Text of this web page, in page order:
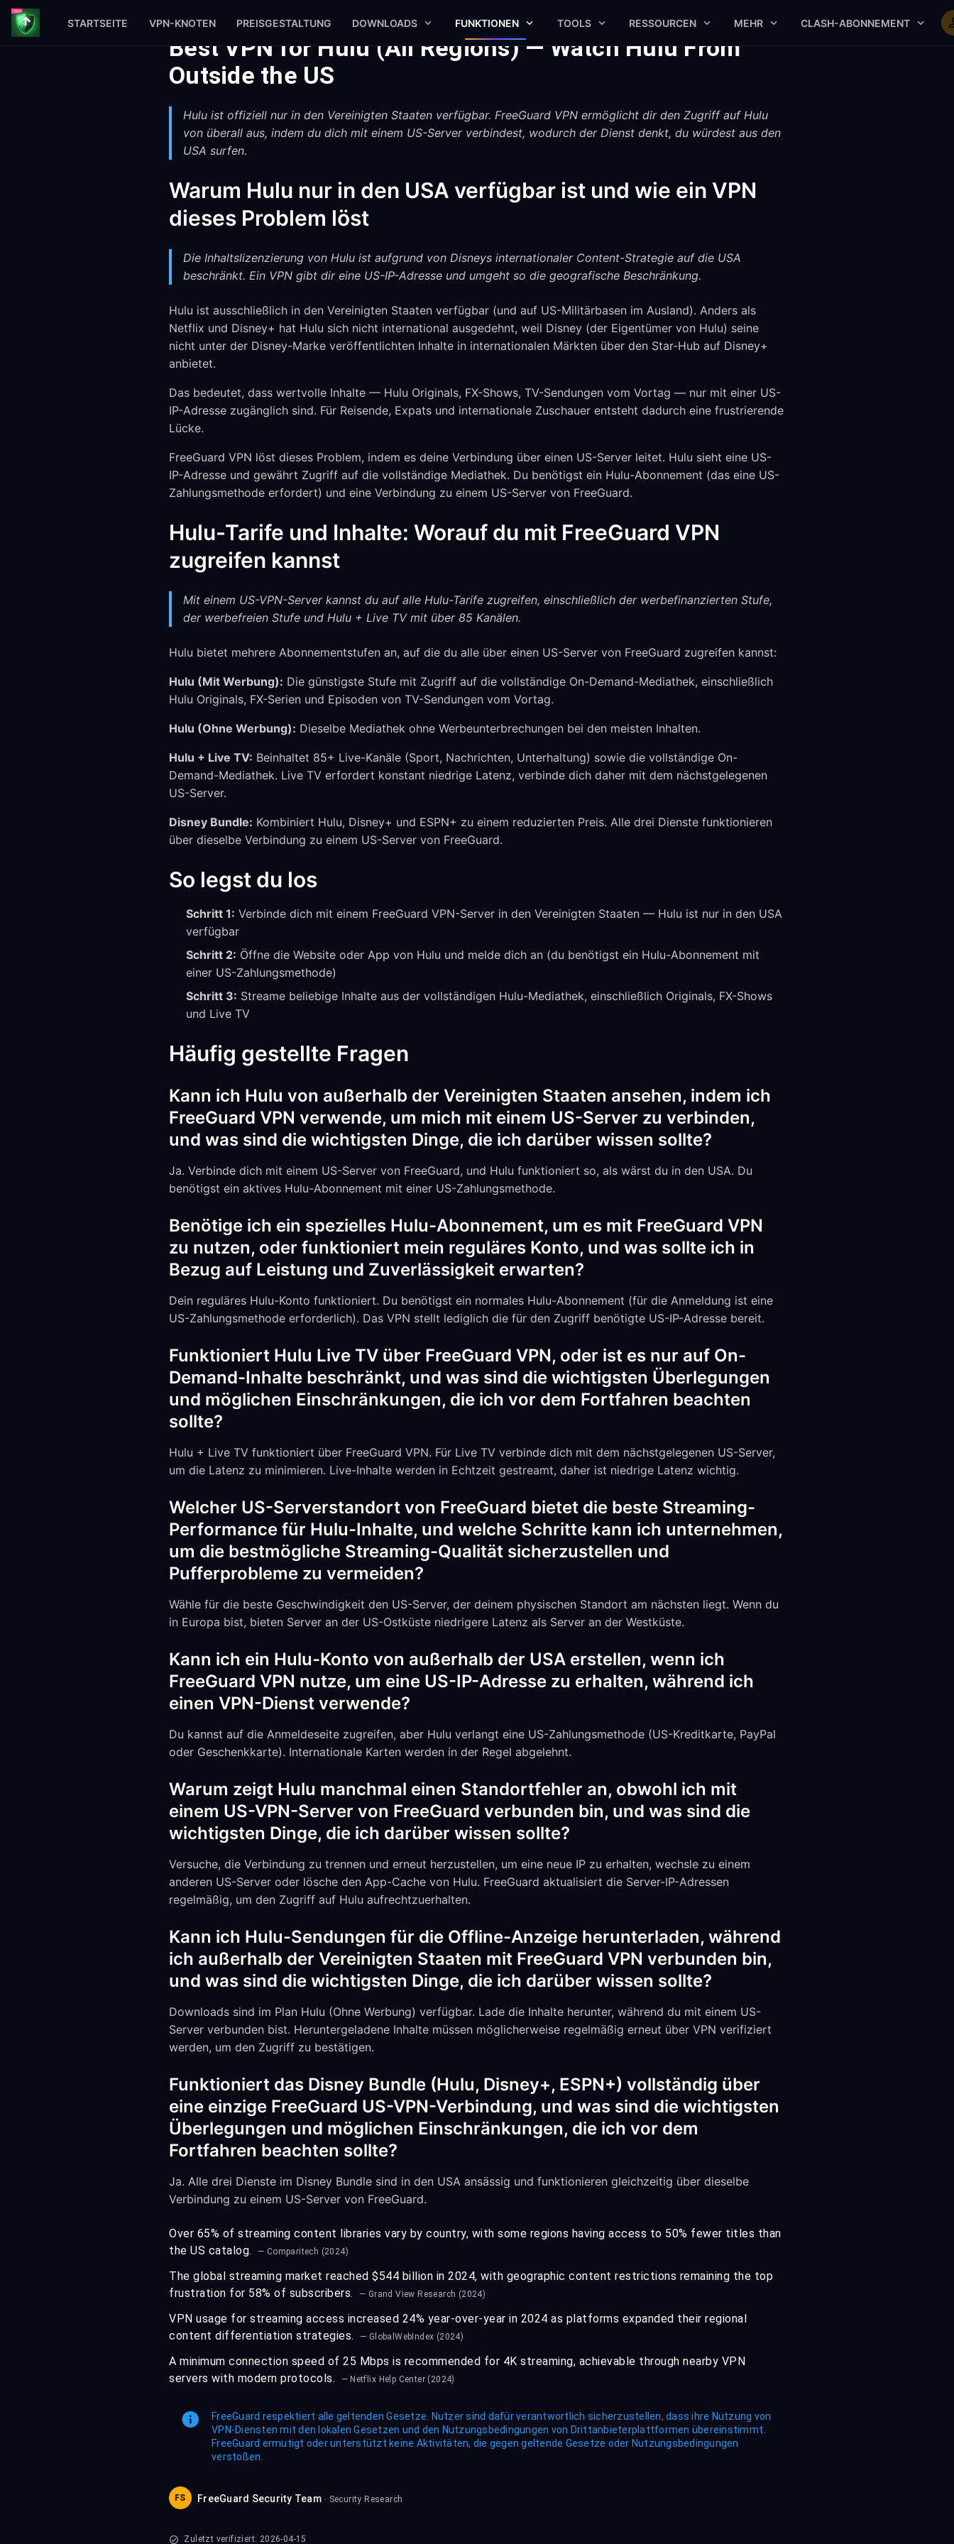
STARTSEITE VPN-KNOTEN PREISGESTALTUNG DOWNLOADS FUNKTIONEN TOOLS RESSOURCEN MEHR CLASH-ABONNEMENT
Best VPN for Hulu (All Regions) — Watch Hulu From
Outside the US
Hulu ist offiziell nur in den Vereinigten Staaten verfügbar. FreeGuard VPN ermöglicht dir den Zugriff auf Hulu
von überall aus, indem du dich mit einem US-Server verbindest, wodurch der Dienst denkt, du würdest aus den
USA surfen.
Warum Hulu nur in den USA verfügbar ist und wie ein VPN
dieses Problem löst
Die Inhaltslizenzierung von Hulu ist aufgrund von Disneys internationaler Content-Strategie auf die USA
beschränkt. Ein VPN gibt dir eine US-IP-Adresse und umgeht so die geografische Beschränkung.
Hulu ist ausschließlich in den Vereinigten Staaten verfügbar (und auf US-Militärbasen im Ausland). Anders als
Netflix und Disney+ hat Hulu sich nicht international ausgedehnt, weil Disney (der Eigentümer von Hulu) seine
nicht unter der Disney-Marke veröffentlichten Inhalte in internationalen Märkten über den Star-Hub auf Disney+
anbietet.
Das bedeutet, dass wertvolle Inhalte — Hulu Originals, FX-Shows, TV-Sendungen vom Vortag — nur mit einer US-
IP-Adresse zugänglich sind. Für Reisende, Expats und internationale Zuschauer entsteht dadurch eine frustrierende
Lücke.
FreeGuard VPN löst dieses Problem, indem es deine Verbindung über einen US-Server leitet. Hulu sieht eine US-
IP-Adresse und gewährt Zugriff auf die vollständige Mediathek. Du benötigst ein Hulu-Abonnement (das eine US-
Zahlungsmethode erfordert) und eine Verbindung zu einem US-Server von FreeGuard.
Hulu-Tarife und Inhalte: Worauf du mit FreeGuard VPN
zugreifen kannst
Mit einem US-VPN-Server kannst du auf alle Hulu-Tarife zugreifen, einschließlich der werbefinanzierten Stufe,
der werbefreien Stufe und Hulu + Live TV mit über 85 Kanälen.
Hulu bietet mehrere Abonnementstufen an, auf die du alle über einen US-Server von FreeGuard zugreifen kannst:
Hulu (Mit Werbung): Die günstigste Stufe mit Zugriff auf die vollständige On-Demand-Mediathek, einschließlich
Hulu Originals, FX-Serien und Episoden von TV-Sendungen vom Vortag.
Hulu (Ohne Werbung): Dieselbe Mediathek ohne Werbeunterbrechungen bei den meisten Inhalten.
Hulu + Live TV: Beinhaltet 85+ Live-Kanäle (Sport, Nachrichten, Unterhaltung) sowie die vollständige On-
Demand-Mediathek. Live TV erfordert konstant niedrige Latenz, verbinde dich daher mit dem nächstgelegenen
US-Server.
Disney Bundle: Kombiniert Hulu, Disney+ und ESPN+ zu einem reduzierten Preis. Alle drei Dienste funktionieren
über dieselbe Verbindung zu einem US-Server von FreeGuard.
So legst du los
Schritt 1: Verbinde dich mit einem FreeGuard VPN-Server in den Vereinigten Staaten — Hulu ist nur in den USA
verfügbar
Schritt 2: Öffne die Website oder App von Hulu und melde dich an (du benötigst ein Hulu-Abonnement mit
einer US-Zahlungsmethode)
Schritt 3: Streame beliebige Inhalte aus der vollständigen Hulu-Mediathek, einschließlich Originals, FX-Shows
und Live TV
Häufig gestellte Fragen
Kann ich Hulu von außerhalb der Vereinigten Staaten ansehen, indem ich
FreeGuard VPN verwende, um mich mit einem US-Server zu verbinden,
und was sind die wichtigsten Dinge, die ich darüber wissen sollte?
Ja. Verbinde dich mit einem US-Server von FreeGuard, und Hulu funktioniert so, als wärst du in den USA. Du
benötigst ein aktives Hulu-Abonnement mit einer US-Zahlungsmethode.
Benötige ich ein spezielles Hulu-Abonnement, um es mit FreeGuard VPN
zu nutzen, oder funktioniert mein reguläres Konto, und was sollte ich in
Bezug auf Leistung und Zuverlässigkeit erwarten?
Dein reguläres Hulu-Konto funktioniert. Du benötigst ein normales Hulu-Abonnement (für die Anmeldung ist eine
US-Zahlungsmethode erforderlich). Das VPN stellt lediglich die für den Zugriff benötigte US-IP-Adresse bereit.
Funktioniert Hulu Live TV über FreeGuard VPN, oder ist es nur auf On-
Demand-Inhalte beschränkt, und was sind die wichtigsten Überlegungen
und möglichen Einschränkungen, die ich vor dem Fortfahren beachten
sollte?
Hulu + Live TV funktioniert über FreeGuard VPN. Für Live TV verbinde dich mit dem nächstgelegenen US-Server,
um die Latenz zu minimieren. Live-Inhalte werden in Echtzeit gestreamt, daher ist niedrige Latenz wichtig.
Welcher US-Serverstandort von FreeGuard bietet die beste Streaming-
Performance für Hulu-Inhalte, und welche Schritte kann ich unternehmen,
um die bestmögliche Streaming-Qualität sicherzustellen und
Pufferprobleme zu vermeiden?
Wähle für die beste Geschwindigkeit den US-Server, der deinem physischen Standort am nächsten liegt. Wenn du
in Europa bist, bieten Server an der US-Ostküste niedrigere Latenz als Server an der Westküste.
Kann ich ein Hulu-Konto von außerhalb der USA erstellen, wenn ich
FreeGuard VPN nutze, um eine US-IP-Adresse zu erhalten, während ich
einen VPN-Dienst verwende?
Du kannst auf die Anmeldeseite zugreifen, aber Hulu verlangt eine US-Zahlungsmethode (US-Kreditkarte, PayPal
oder Geschenkkarte). Internationale Karten werden in der Regel abgelehnt.
Warum zeigt Hulu manchmal einen Standortfehler an, obwohl ich mit
einem US-VPN-Server von FreeGuard verbunden bin, und was sind die
wichtigsten Dinge, die ich darüber wissen sollte?
Versuche, die Verbindung zu trennen und erneut herzustellen, um eine neue IP zu erhalten, wechsle zu einem
anderen US-Server oder lösche den App-Cache von Hulu. FreeGuard aktualisiert die Server-IP-Adressen
regelmäßig, um den Zugriff auf Hulu aufrechtzuerhalten.
Kann ich Hulu-Sendungen für die Offline-Anzeige herunterladen, während
ich außerhalb der Vereinigten Staaten mit FreeGuard VPN verbunden bin,
und was sind die wichtigsten Dinge, die ich darüber wissen sollte?
Downloads sind im Plan Hulu (Ohne Werbung) verfügbar. Lade die Inhalte herunter, während du mit einem US-
Server verbunden bist. Heruntergeladene Inhalte müssen möglicherweise regelmäßig erneut über VPN verifiziert
werden, um den Zugriff zu bestätigen.
Funktioniert das Disney Bundle (Hulu, Disney+, ESPN+) vollständig über
eine einzige FreeGuard US-VPN-Verbindung, und was sind die wichtigsten
Überlegungen und möglichen Einschränkungen, die ich vor dem
Fortfahren beachten sollte?
Ja. Alle drei Dienste im Disney Bundle sind in den USA ansässig und funktionieren gleichzeitig über dieselbe
Verbindung zu einem US-Server von FreeGuard.
Over 65% of streaming content libraries vary by country, with some regions having access to 50% fewer titles than
the US catalog.
— Comparitech (2024)
The global streaming market reached $544 billion in 2024, with geographic content restrictions remaining the top
frustration for 58% of subscribers.
— Grand View Research (2024)
VPN usage for streaming access increased 24% year-over-year in 2024 as platforms expanded their regional
content differentiation strategies.
— GlobalWebIndex (2024)
A minimum connection speed of 25 Mbps is recommended for 4K streaming, achievable through nearby VPN
servers with modern protocols.
— Netflix Help Center (2024)
FreeGuard respektiert alle geltenden Gesetze. Nutzer sind dafür verantwortlich sicherzustellen, dass ihre Nutzung von
VPN-Diensten mit den lokalen Gesetzen und den Nutzungsbedingungen von Drittanbieterplattformen übereinstimmt.
FreeGuard ermutigt oder unterstützt keine Aktivitäten, die gegen geltende Gesetze oder Nutzungsbedingungen
verstoßen.
FS FreeGuard Security Team · Security Research
Zuletzt verifiziert: 2026-04-15